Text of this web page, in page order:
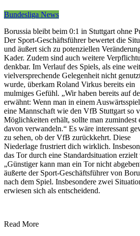
Bundesliga News
Borussia bleibt beim 0:1 in Stuttgart ohne
Der Sport-Geschäftsführer bewertet die
und äußert sich zu potenziellen
Kader. Zudem sind auch weitere
denkbar. Im Verlauf des Spiels, als eine
vielversprechende Gelegenheit nicht
wurde, überkam Roland Virkus bereits ein
mulmiges Gefühl. „Wir haben bereits auf
erwähnt: Wenn man in einem
eine Mannschaft wie den VfB Stuttgart so
Möglichkeiten erhält, sollte man zumindest
davon verwandeln.“ Es wäre interessant
zu sehen, ob der VfB zurückkehrt. Diese
Niederlage frustriert dich wirklich.
das Tor durch eine Standardsituation erzielt
„Günstiger kann man ein Tor nicht
äußerte der Sport-Geschäftsführer von
nach dem Spiel. Insbesondere zwei
erwiesen sich als entscheidend.
Read More